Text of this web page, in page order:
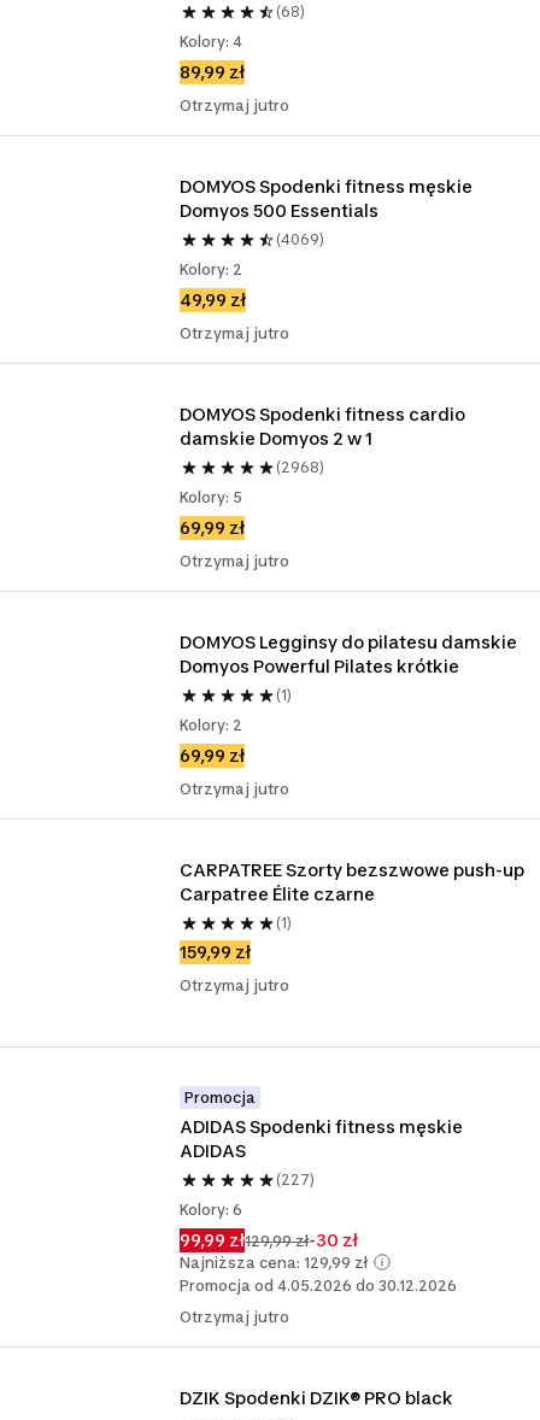
(68)
Kolory: 4
89,99 zł
Otrzymaj jutro
DOMYOS Spodenki fitness męskie
Domyos 500 Essentials
(4069)
Kolory: 2
49,99 zł
Otrzymaj jutro
DOMYOS Spodenki fitness cardio
damskie Domyos 2 w 1
(2968)
Kolory: 5
69,99 zł
Otrzymaj jutro
DOMYOS Legginsy do pilatesu damskie
Domyos Powerful Pilates krótkie
(1)
Kolory: 2
69,99 zł
Otrzymaj jutro
CARPATREE Szorty bezszwowe push-up
Carpatree Élite czarne
(1)
159,99 zł
Otrzymaj jutro
Promocja
ADIDAS Spodenki fitness męskie
ADIDAS
(227)
Kolory: 6
99,99 zł129,99 zł-30 zł
Najniższa cena: 129,99 zł
Promocja od 4.05.2026 do 30.12.2026
Otrzymaj jutro
DZIK Spodenki DZIK® PRO black